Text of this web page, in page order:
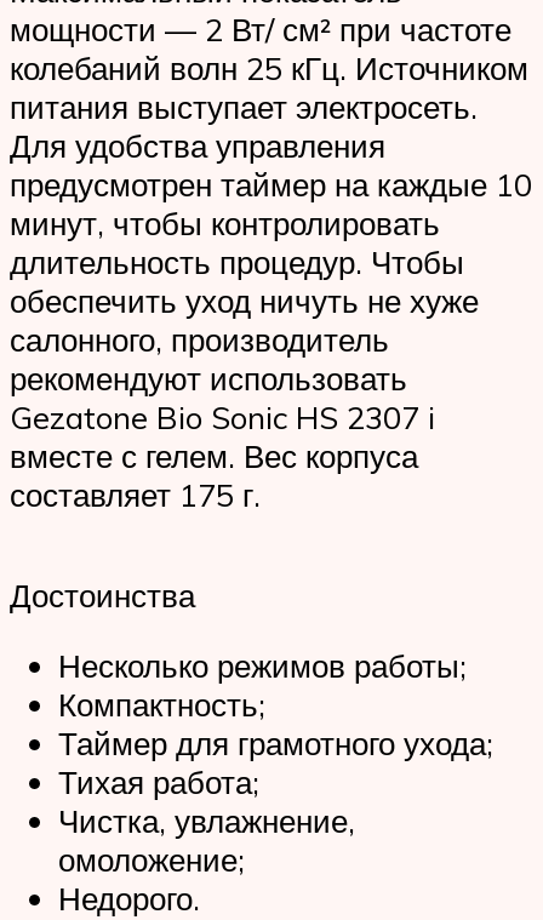
мощности — 2 Вт/ см² при частоте
колебаний волн 25 кГц. Источником
питания выступает электросеть.
Для удобства управления
предусмотрен таймер на каждые 10
минут, чтобы контролировать
длительность процедур. Чтобы
обеспечить уход ничуть не хуже
салонного, производитель
рекомендуют использовать
Gezatone Bio Sonic HS 2307 i
вместе с гелем. Вес корпуса
составляет 175 г.
Достоинства
Несколько режимов работы;
Компактность;
Таймер для грамотного ухода;
Тихая работа;
Чистка, увлажнение,
омоложение;
Недорого.